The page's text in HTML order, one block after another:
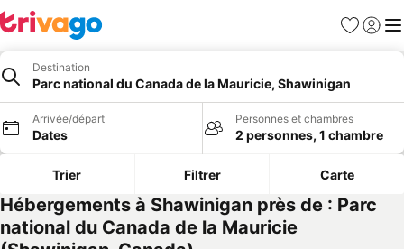
Favoris
Se
Destination
Parc national du Canada de la Mauricie, Shawinigan
Arrivée/départ
Dates
Personnes et chambres
2 personnes, 1 chambre
Trier Filtrer Carte
Hébergements à Shawinigan près de : Parc
national du Canada de la Mauricie